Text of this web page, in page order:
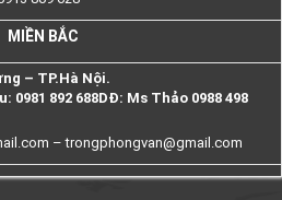
MIỀN BẮC
– TP.Hà Nội.
0981 892 688DĐ: Ms Thảo 0988 498
–trongphongvan@gmail.com